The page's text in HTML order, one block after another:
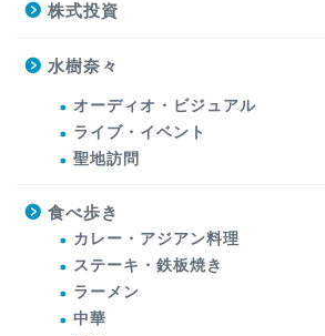
株式投資
水樹奈々
オーディオ・ビジュアル
ライブ・イベント
聖地訪問
食べ歩き
カレー・アジアン料理
ステーキ・鉄板焼き
ラーメン
中華